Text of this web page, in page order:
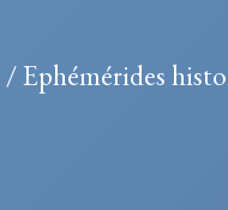
/ Ephémérides